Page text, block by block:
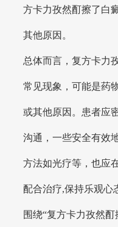
方卡力孜然酊擦了白
其他原因。
总体而言，复方卡力
常见现象，可能是药
或其他原因。患者应
沟通，一些安全有效
方法如光疗等，也应
配合治疗,保持乐观心
围绕“复方卡力孜然